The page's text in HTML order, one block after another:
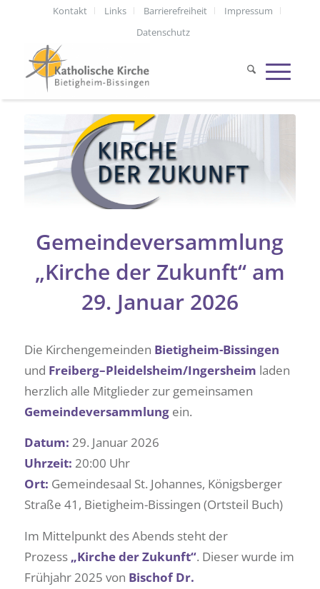
Kontakt Links Barrierefreiheit
Impressum
Datenschutz
Gemeindeversammlung
„Kirche der Zukunft“ am
29. Januar 2026
Die Kirchengemeinden Bietigheim-Bissingen
und Freiberg–Pleidelsheim/Ingersheim laden
herzlich alle Mitglieder zur gemeinsamen
Gemeindeversammlungein.
Datum: 29. Januar 2026
Uhrzeit: 20:00 Uhr
Ort: Gemeindesaal St. Johannes, Königsberger
Straße 41, Bietigheim-Bissingen (Ortsteil Buch)
Im Mittelpunkt des Abends steht der
Prozess „Kirche der Zukunft“. Dieser wurde im
Frühjahr 2025 von Bischof Dr.